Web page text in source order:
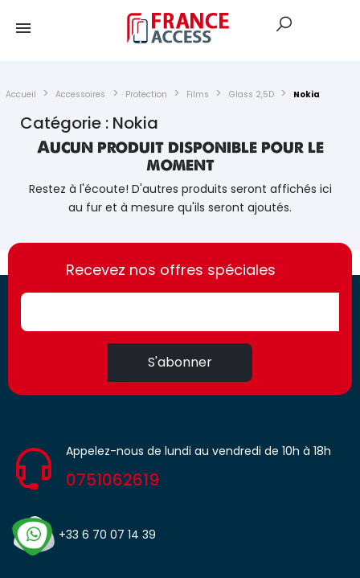
Accueil Accessoires Protection Films Glass 2,5D Nokia
Catégorie : Nokia
Aucun produit disponible pour le
moment
Restez à l'écoute! D'autres produits seront affichés ici
au fur et à mesure qu'ils seront ajoutés.
https://france-
access.fr
https://france-
access.fr
Recevez nos offres spéciales
S'abonner
Appelez-nous de lundi au vendredi de 10h à 18h
0751062619
+33 6 70 07 14 39